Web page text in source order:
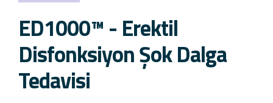
ED1000™ - Erektil
Disfonksiyon Şok Dalga
Tedavisi